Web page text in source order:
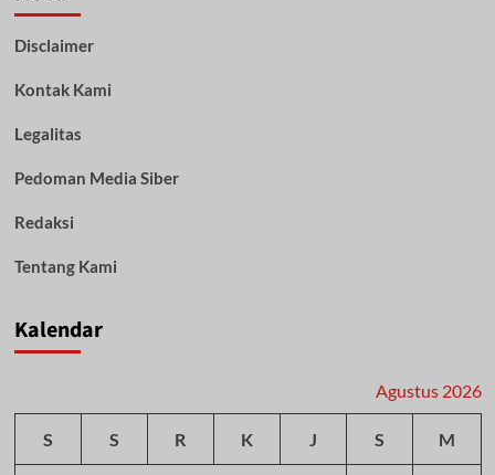
Disclaimer
Kontak Kami
Legalitas
Pedoman Media Siber
Redaksi
Tentang Kami
Kalendar
Agustus 2026
S S R K J S M